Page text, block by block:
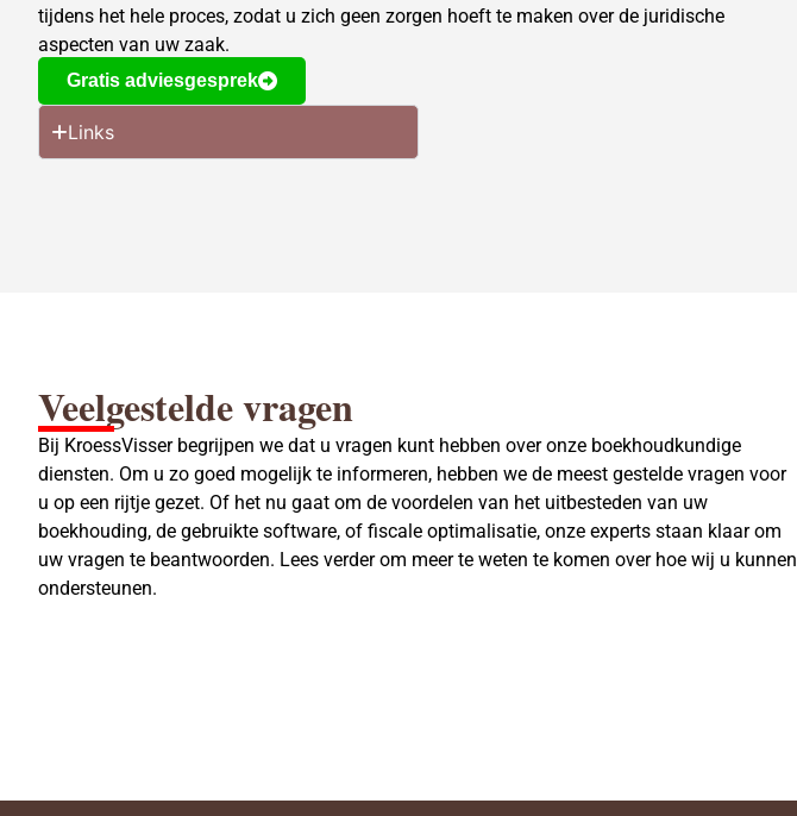
tijdens het hele proces, zodat u zich geen zorgen hoeft te maken over de juridische
aspecten van uw zaak.
Gratis adviesgesprek
Links
Veelgestelde vragen
Bij KroessVisser begrijpen we dat u vragen kunt hebben over onze boekhoudkundige
diensten. Om u zo goed mogelijk te informeren, hebben we de meest gestelde vragen voor
u op een rijtje gezet. Of het nu gaat om de voordelen van het uitbesteden van uw
boekhouding, de gebruikte software, of fiscale optimalisatie, onze experts staan klaar om
uw vragen te beantwoorden. Lees verder om meer te weten te komen over hoe wij u kunnen
ondersteunen.